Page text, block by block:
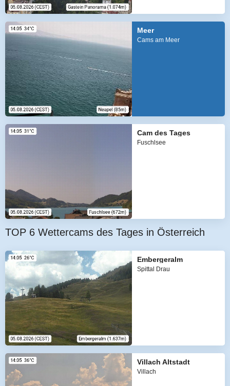
Meer
Cams am Meer
Cam des Tages
Fuschlsee
TOP 6 Wettercams des Tages in Österreich
Embergeralm
Spittal Drau
Villach Altstadt
Villach